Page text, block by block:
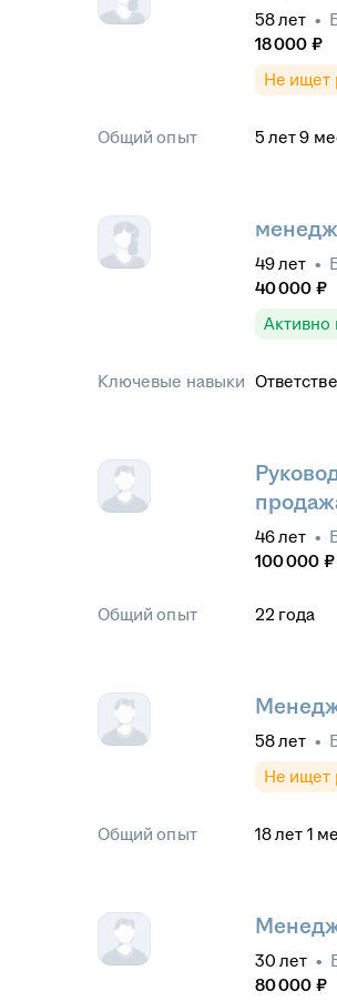
58лет •
18 000 ₽
Не ищет
Общий опыт 5 лет 9
49лет •
40 000 ₽
Активно
Ключевые навыки
46лет •
100 000 ₽
Общий опыт 22 года
58лет •
Не ищет
Общий опыт 18лет 1
30 лет •
80 000 ₽